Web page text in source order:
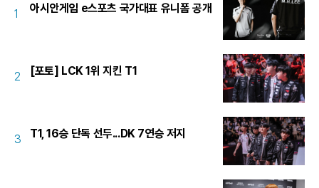
1 아시안게임 e스포츠 국가대표 유니폼 공개
2 [포토] LCK 1위 지킨 T1
3 T1, 16승 단독 선두...DK 7연승 저지